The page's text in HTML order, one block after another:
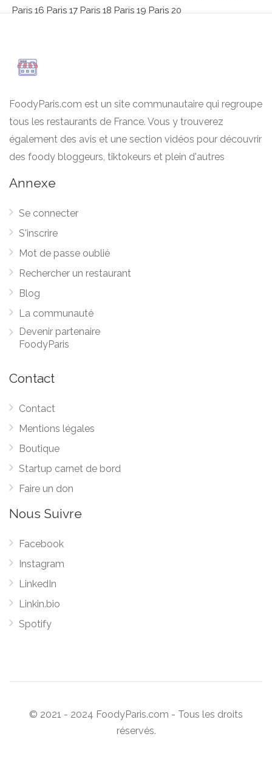
Paris 16 Paris 17 Paris 18 Paris 19 Paris 20
FoodyParis.com est un site communautaire qui regroupe
tous les restaurants de France. Vous y trouverez
également des avis et une section vidéos pour découvrir
des foody bloggeurs, tiktokeurs et plein d'autres
Annexe
Se connecter
S'inscrire
Mot de passe oublié
Rechercher un restaurant
Blog
La communauté
Devenir partenaire
FoodyParis
Contact
Contact
Mentions légales
Boutique
Startup carnet de bord
Faire un don
Nous Suivre
Facebook
Instagram
LinkedIn
Linkin.bio
Spotify
© 2021 - 2024 FoodyParis.com - Tous les droits
réservés.